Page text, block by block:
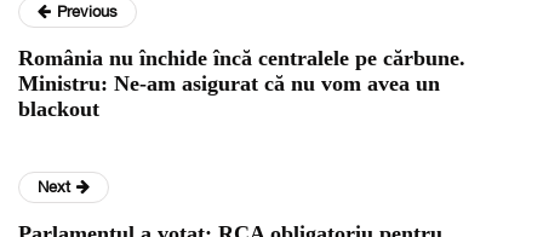
Previous
România nu închide încă centralele pe cărbune.
Ministru: Ne-am asigurat că nu vom avea un
blackout
Next